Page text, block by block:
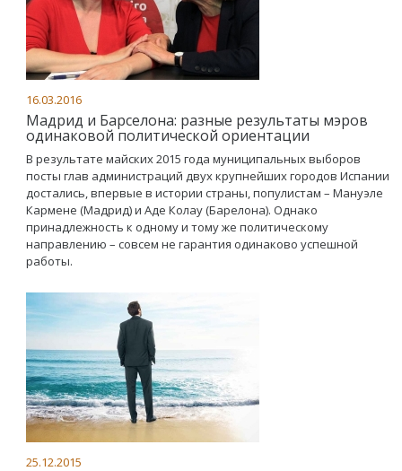
16.03.2016
Мадрид и Барселона: разные результаты мэров
одинаковой политической ориентации
В результате майских 2015 года муниципальных выборов
посты глав администраций двух крупнейших городов Испании
достались, впервые в истории страны, популистам – Мануэле
Кармене (Мадрид) и Аде Колау (Барелона). Однако
принадлежность к одному и тому же политическому
направлению – совсем не гарантия одинаково успешной
работы.
25.12.2015